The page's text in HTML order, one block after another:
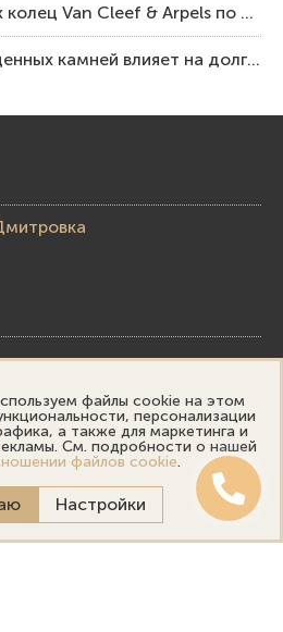
Шесть самых дорогих колец Van Cleef & Arpels по итогам аукционов Sotheby’s
Как твердость драгоценных камней влияет на долговечность ювелирных изделий
файлы cookie на этом
персонализации
а также для маркетинга и
См. подробности о нашей
файлов cookie.
Настройки